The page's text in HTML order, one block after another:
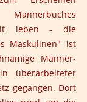
leben - die
Maskulinen" ist
Männer-
überarbeiteter
gegangen. Dort